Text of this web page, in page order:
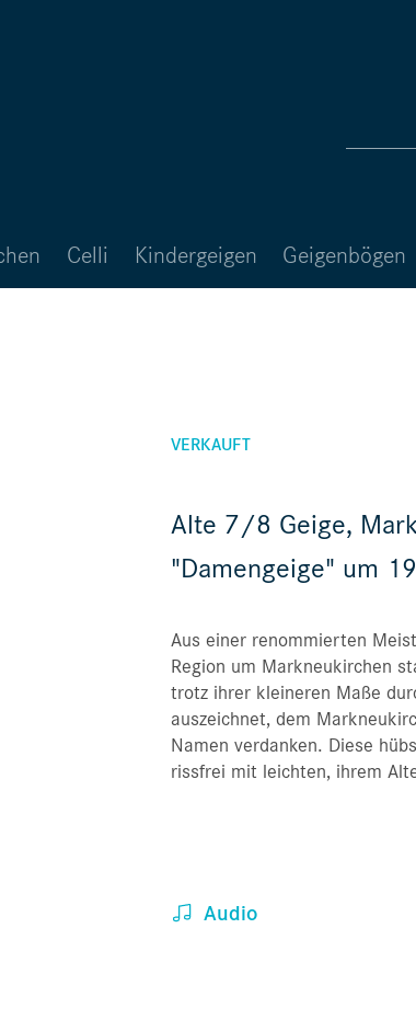
Celli Kindergeigen Geigenbögen
VERKAUFT
Alte 7/8 Geige,
"Damengeige" um
Aus einer renommierten
Region um Markneukirchen
trotz ihrer kleineren Maße
auszeichnet, dem
Namen verdanken. Diese
rissfrei mit leichten, ihrem
Audio